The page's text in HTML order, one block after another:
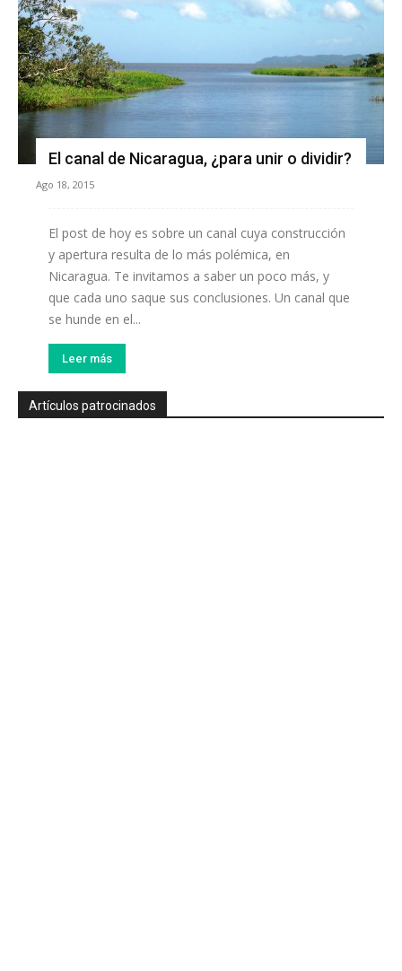
El canal de Nicaragua, ¿para unir o dividir?
Ago 18, 2015
El post de hoy es sobre un canal cuya construcción
y apertura resulta de lo más polémica, en
Nicaragua. Te invitamos a saber un poco más, y
que cada uno saque sus conclusiones. Un canal que
se hunde en el...
Leer más
Artículos patrocinados